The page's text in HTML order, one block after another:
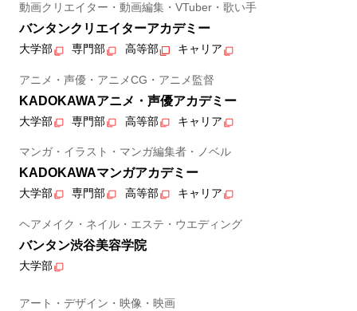
動画クリエイター・動画編集・VTuber・歌い手
バンタンクリエイターアカデミー
大学部 専門部 高等部 キャリア
アニメ・声優・アニメCG・アニメ監督
KADOKAWAアニメ・声優アカデミー
大学部 専門部 高等部 キャリア
マンガ・イラスト・マンガ編集者・ノベル
KADOKAWAマンガアカデミー
大学部 専門部 高等部 キャリア
ヘアメイク・ネイル・エステ・ウエディング
バンタン渋谷美容学院
大学部
アート・デザイン・映像・映画